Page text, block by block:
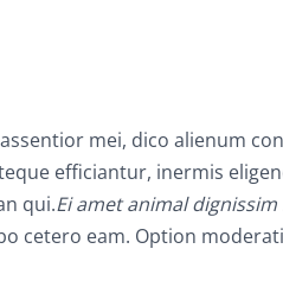
mei, dico alienum
efficiantur, inermis
qui.Ei amet animal
cetero eam. Option